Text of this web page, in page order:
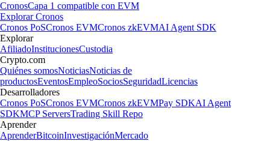
CronosCapa 1 compatible con EVM
Explorar Cronos
Cronos PoSCronos EVMCronos zkEVMAI Agent SDK
Explorar
AfiliadoInstitucionesCustodia
Crypto.com
Quiénes somosNoticiasNoticias de
productosEventosEmpleoSociosSeguridadLicencias
Desarrolladores
Cronos PoSCronos EVMCronos zkEVMPay SDKAI Agent
SDKMCP ServersTrading Skill Repo
Aprender
AprenderBitcoinInvestigaciónMercado